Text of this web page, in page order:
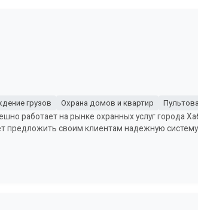
грузов Охрана домов и квартир
работает на рынке охранных услуг города
своим клиентам надежную систему